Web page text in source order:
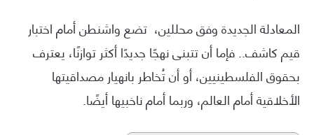
المعادلة الجديدة وفق محللين، تضع واشنطن أمام اختبار
قيم كاشف.. فإما أن تتبنى نهجًا جديدًا أكثر توازنًا، يعترف
بحقوق الفلسطينيين، أو أن تُخاطر بانهيار مصداقيتها
الأخلاقية أمام العالم، وربما أمام ناخبيها أيضًا.